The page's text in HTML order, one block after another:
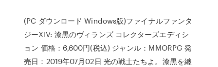
(PC ダウンロード Windows版)ファイナルファンタ
ジーXIV: 漆黒のヴィランズ コレクターズエディシ
ョン 価格：6,600円(税込) ジャンル：MMORPG 発
売日：2019年07月02日 光の戦士たちよ。漆黒を纏